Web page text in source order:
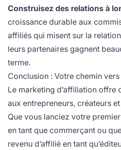
Construisez des relations à
croissance durable aux
affiliés qui misent sur la
leurs partenaires gagnent
terme.
Conclusion : Votre chemin
Le marketing d’affiliation offre
aux entrepreneurs, créateurs
Que vous lanciez votre
en tant que commerçant ou
revenu d’affilié en tant